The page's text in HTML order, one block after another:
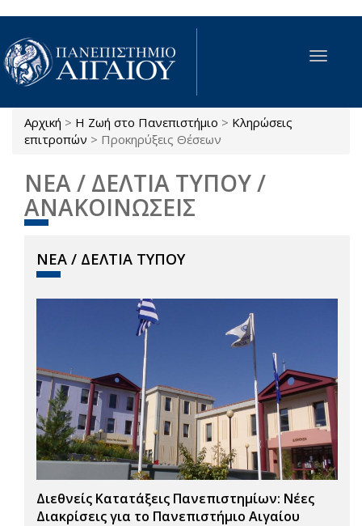
Παράκαμψη προς το κυρίως περιεχόμενο
Toggle
Είστε εδώ
Αρχική > Η Ζωή στο Πανεπιστήμιο > Κληρώσεις
επιτροπών > Προκηρύξεις Θέσεων
ΝΕΑ / ΔΕΛΤΙΑ ΤΥΠΟΥ /
ΑΝΑΚΟΙΝΩΣΕΙΣ
ΝΕΑ / ΔΕΛΤΙΑ ΤΥΠΟΥ
Διεθνείς Κατατάξεις Πανεπιστημίων: Νέες
Διακρίσεις για το Πανεπιστήμιο Αιγαίου